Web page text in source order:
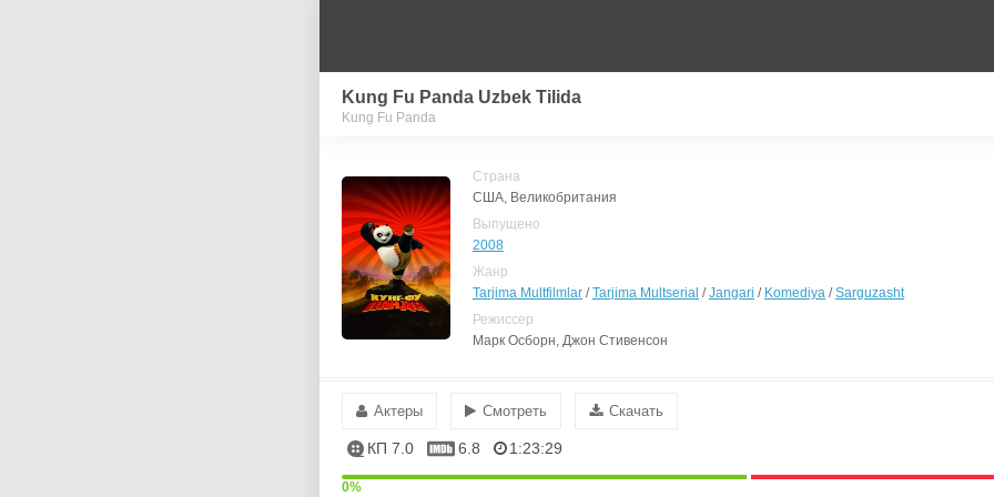
Kung Fu Panda Uzbek Tilida
Kung Fu Panda
Страна
США, Великобритания
Выпущено
2008
Жанр
Tarjima Multfilmlar /Tarjima Multserial /Jangari / Komediya /Sarguzasht
Режиссер
Марк Осборн, Джон Стивенсон
Актеры Смотреть Скачать
КП 7.0 6.8 1:23:29
0%